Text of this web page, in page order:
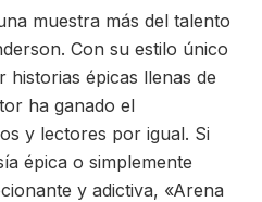
muestra más del talento
Con su estilo único
historias épicas llenas de
ha ganado el
y lectores por igual. Si
épica o simplemente
y adictiva, «Arena